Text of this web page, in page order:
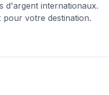
d'argent internationaux.
votre destination.